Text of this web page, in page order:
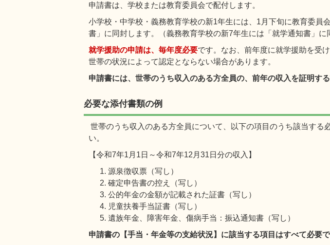
申請書は、学校または教育委員会で配付します。
小学校・中学校・義務教育学校の新1年生には、1月下旬に教育委員
書」に同封します。（義務教育学校の新7年生には「就学通知書」に
就学援助の申請は、毎年度必要です。なお、前年度に就学援助を受
世帯の状況によって認定とならない場合があります。
申請書には、世帯のうち収入のある方全員の、前年の収入を証明す
必要な添付書類の例
世帯のうち収入のある方全員について、以下の項目のうち該当する
い。
【令和7年1月1日～令和7年12月31日分の収入】
源泉徴収票（写し）
確定申告書の控え（写し）
公的年金の金額が記載された証書（写し）
児童扶養手当証書（写し）
遺族年金、障害年金、傷病手当：振込通知書（写し）
申請書の【手当・年金等の支給状況】に該当する項目はすべて必要で